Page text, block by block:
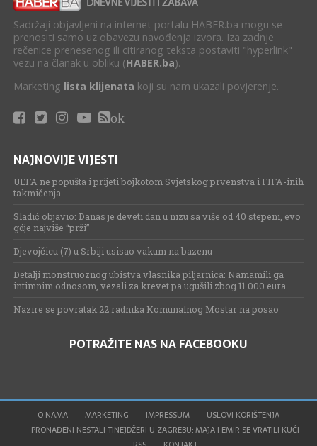
Sadržaji objavljeni na internet portalu HABER.ba mogu se
prenositi samo uz obavezu navođenja izvora. Iza zadnje
rečenice prenesenog ili citiranog teksta postaviti "hyperlink"
vezu na članak u obliku (HABER.ba).
Marketing lista klijenata koji su nam ukazali povjerenje.
ok
NAJNOVIJE VIJESTI
UEFA ne popušta i prijeti bojkotom Svjetskog prvenstva i FIFA-inih
takmičenja
Sladić objavio: Danas je deveti dan u nizu sa više od 40 stepeni, evo
gdje najviše “prži”
Djevojčicu (7) u Srbiji usisao vakum na bazenu
Detalji monstruoznog ubistva vlasnika piljarnica: Namamili ga
intimnim odnosom, vezali za krevet pa ugušili zbog 11.000 eura
Nazire se povratak 22 radnika Komunalnog Mostar na posao
POTRAŽITE NAS NA FACEBOOKU
O NAMA MARKETING IMPRESSUM
USLOVI KORIŠTENJA
PRONAĐENI NESTALI TINEJDŽERI U ZAGREBU: MAJA I EMIR SE VRATILI KUĆI